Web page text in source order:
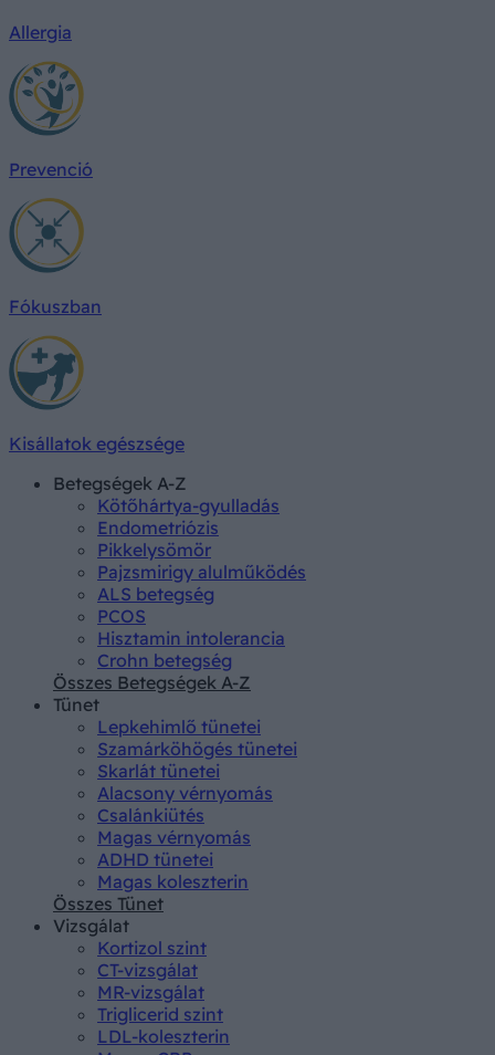
Allergia
Prevenció
Fókuszban
Kisállatok egészsége
Betegségek A-Z
Kötőhártya-gyulladás
Endometriózis
Pikkelysömör
Pajzsmirigy alulműködés
ALS betegség
PCOS
Hisztamin intolerancia
Crohn betegség
Összes Betegségek A-Z
Tünet
Lepkehimlő tünetei
Szamárköhögés tünetei
Skarlát tünetei
Alacsony vérnyomás
Csalánkiütés
Magas vérnyomás
ADHD tünetei
Magas koleszterin
Összes Tünet
Vizsgálat
Kortizol szint
CT-vizsgálat
MR-vizsgálat
Triglicerid szint
LDL-koleszterin